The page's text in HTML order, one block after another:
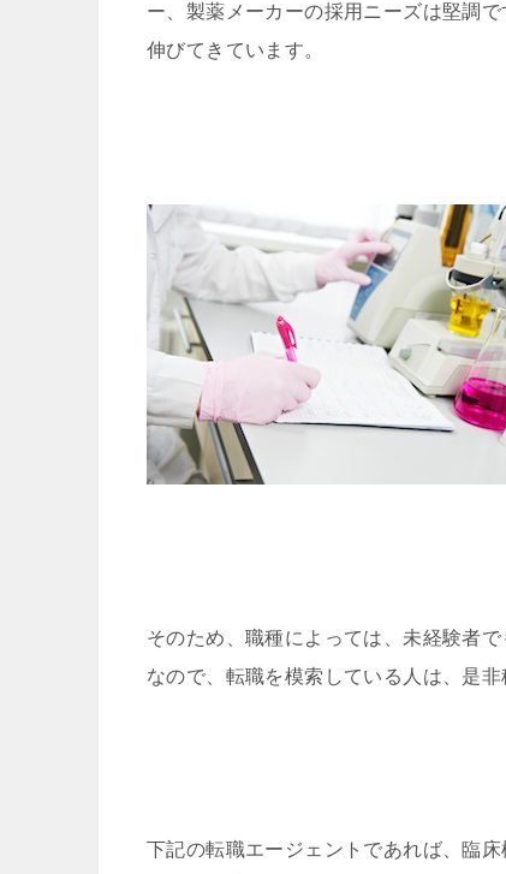
ー、製薬メーカーの採用ニーズは堅調
伸びてきています。
そのため、職種によっては、未経験者
なので、転職を模索している人は、是
下記の転職エージェントであれば、臨